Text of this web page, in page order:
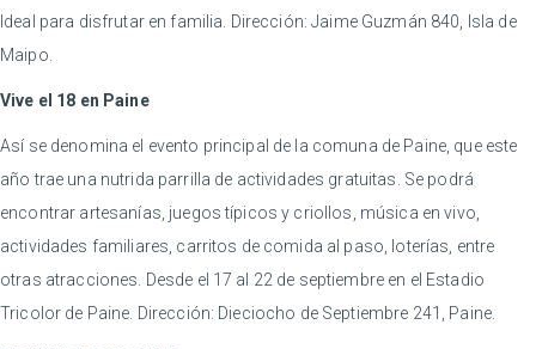
Ideal para disfrutar en familia. Dirección: Jaime Guzmán 840, Isla de
Maipo.
Vive el 18 en Paine
Así se denomina el evento principal de la comuna de Paine, que este
año trae una nutrida parrilla de actividades gratuitas. Se podrá
encontrar artesanías, juegos típicos y criollos, música en vivo,
actividades familiares, carritos de comida al paso, loterías, entre
otras atracciones. Desde el 17 al 22 de septiembre en el Estadio
Tricolor de Paine. Dirección: Dieciocho de Septiembre 241, Paine.